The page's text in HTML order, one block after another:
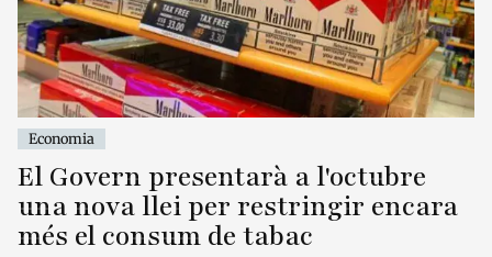
Economia
El Govern presentarà a l'octubre
una nova llei per restringir encara
més el consum de tabac